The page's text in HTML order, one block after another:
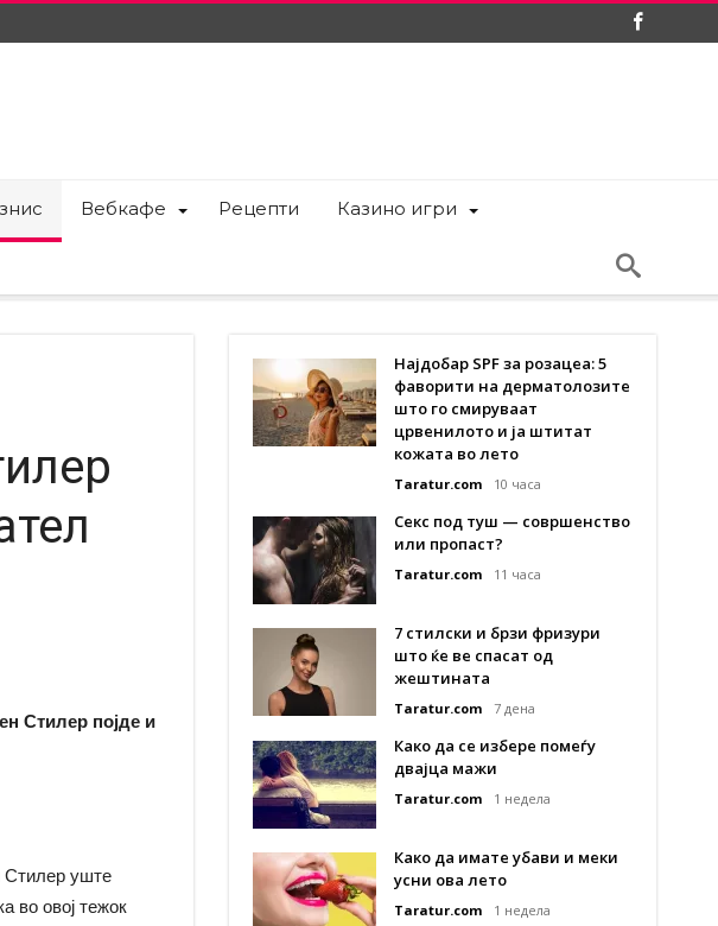
Вебкафе Рецепти Казино игри
Стилер појде и
Стилер уште
во овој тежок
Најдобар SPF за розацеа: 5
фаворити на дерматолозите
што го смируваат
црвенилото и ја штитат
кожата во лето
Taratur.com 10 часа
Секс под туш — совршенство
или пропаст?
Taratur.com 11 часа
7 стилски и брзи фризури
што ќе ве спасат од
жештината
Taratur.com 7 дена
Како да се избере помеѓу
двајца мажи
Taratur.com 1 недела
Како да имате убави и меки
усни ова лето
Taratur.com 1 недела